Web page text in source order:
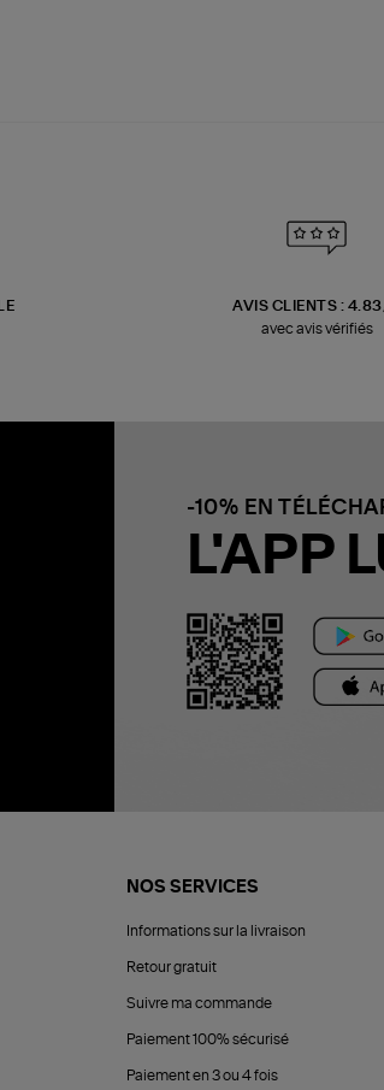
AVIS CLIENTS :
avec avis vérifiés
-10% EN
L'APP
NOS SERVICES
Informations sur la livraison
Retour gratuit
Suivre ma commande
Paiement 100% sécurisé
Paiement en 3 ou 4 fois